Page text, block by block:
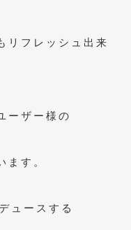
リフレッシュ出来
ーザー様の
ます。
ュースする